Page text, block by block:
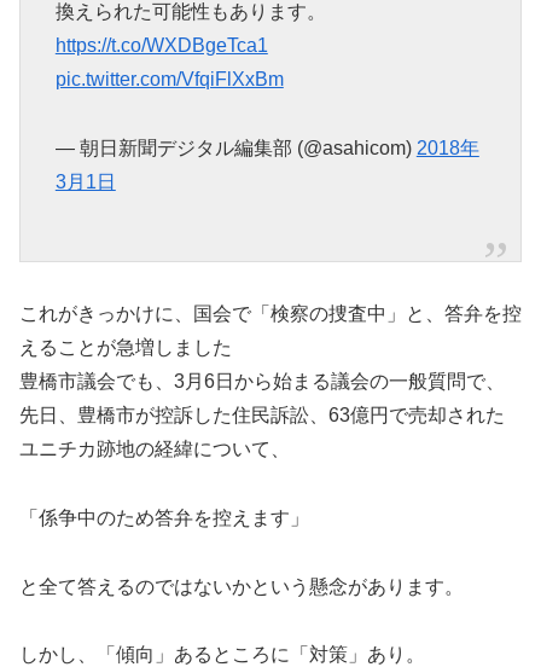
換えられた可能性もあります。
https://t.co/WXDBgeTca1
pic.twitter.com/VfqiFlXxBm
— 朝日新聞デジタル編集部 (@asahicom) 2018年
3月1日
これがきっかけに、国会で「検察の捜査中」と、答弁を控
えることが急増しました
豊橋市議会でも、3月6日から始まる議会の一般質問で、
先日、豊橋市が控訴した住民訴訟、63億円で売却された
ユニチカ跡地の経緯について、
「係争中のため答弁を控えます」
と全て答えるのではないかという懸念があります。
しかし、「傾向」あるところに「対策」あり。